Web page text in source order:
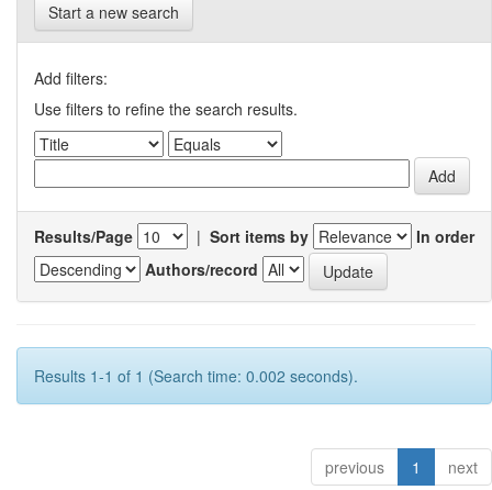
Start a new search
Add filters:
Use filters to refine the search results.
Results/Page | Sort items by
In order
Authors/record
Results 1-1 of 1 (Search time: 0.002 seconds).
previous 1 next